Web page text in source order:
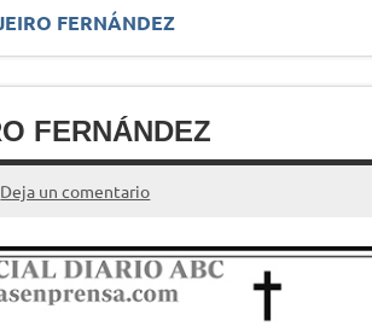
FERNÁNDEZ
FERNÁNDEZ
Deja un comentario